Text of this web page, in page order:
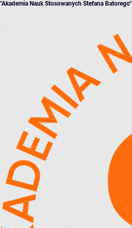
"Akademia Nauk Stosowanych Stefana Batorego"